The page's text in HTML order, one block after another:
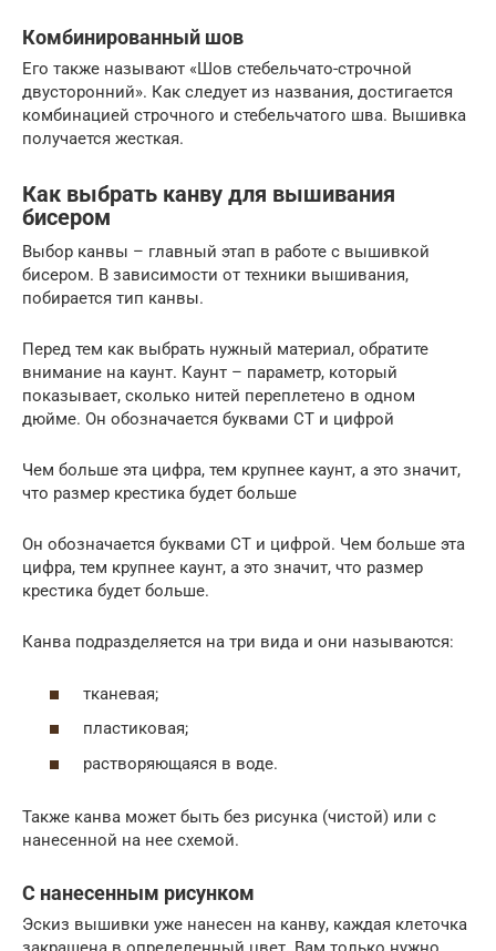
Комбинированный шов
Его также называют «Шов стебельчато-строчной
двусторонний». Как следует из названия, достигается
комбинацией строчного и стебельчатого шва. Вышивка
получается жесткая.
Как выбрать канву для вышивания
бисером
Выбор канвы – главный этап в работе с вышивкой
бисером. В зависимости от техники вышивания,
побирается тип канвы.
Перед тем как выбрать нужный материал, обратите
внимание на каунт. Каунт – параметр, который
показывает, сколько нитей переплетено в одном
дюйме. Он обозначается буквами СТ и цифрой
Чем больше эта цифра, тем крупнее каунт, а это значит,
что размер крестика будет больше
Он обозначается буквами СТ и цифрой. Чем больше эта
цифра, тем крупнее каунт, а это значит, что размер
крестика будет больше.
Канва подразделяется на три вида и они называются:
тканевая;
пластиковая;
растворяющаяся в воде.
Также канва может быть без рисунка (чистой) или с
нанесенной на нее схемой.
С нанесенным рисунком
Эскиз вышивки уже нанесен на канву, каждая клеточка